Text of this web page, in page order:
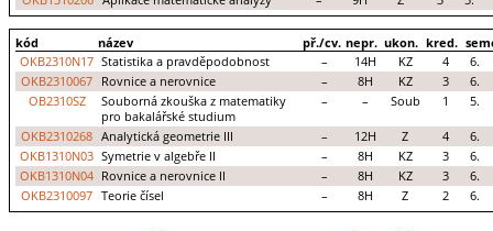
kód název př./cv. nepr. ukon. kred.
OKB2310N17 Statistika a pravděpodobnost – 14H KZ 4
6.
OKB2310067
Rovnice a nerovnice – 8H KZ 3
6.
OB2310SZ
Souborná zkouška z matematiky
pro bakalářské studium
– – Soub 1 5.
OKB2310268 Analytická geometrie III – 12H Z 4
6.
OKB1310N03 Symetrie v algebře II – 8H KZ 3
6.
OKB1310N04 Rovnice a nerovnice II – 8H KZ 3
6.
OKB2310097 Teorie čísel – 8H Z 2 6.